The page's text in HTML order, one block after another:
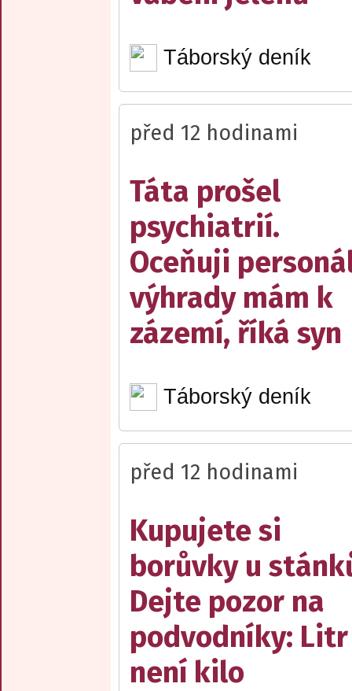
Táborský deník
před 12 hodinami
Táta prošel
psychiatrií.
Oceňuji
výhrady mám k
zázemí, říká syn
Táborský deník
před 12 hodinami
Kupujete si
borůvky u
Dejte pozor na
podvodníky: Litr
není kilo